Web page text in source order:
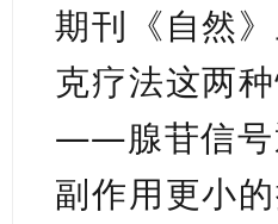
期刊《自然
克疗法这两
——腺苷信号
副作用更小